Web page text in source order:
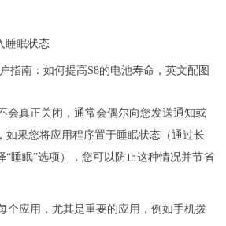
睡眠状态
会真正关闭，通常会偶尔向您发送通知或
如果您将应用程序置于睡眠状态（通过长
“睡眠”选项），您可以防止这种情况并节省
个应用，尤其是重要的应用，例如手机拨